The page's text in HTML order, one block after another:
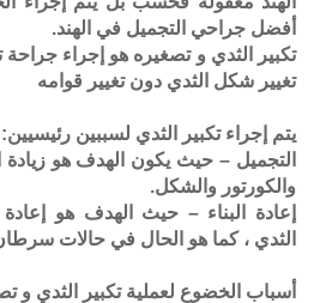
أفضل جراحي التجميل في الهند.
تكبير الثدي و تصغيره هو إجراء
تغيير شكل الثدي دون تغيير قوامه
يتم إجراء تكبير الثدي لسببين رئيسيين:
التجميل – حيث يكون الهدف هو زيادة
والكورتور والشكل.
إعادة البناء – حيث الهدف هو
الثدي ، كما هو الحال في حالات
أسباب الخضوع لعملية تكبير الثدي و